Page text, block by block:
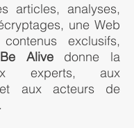
articles, analyses,
une Web
exclusifs,
Alivedonne la
experts, aux
aux acteurs de